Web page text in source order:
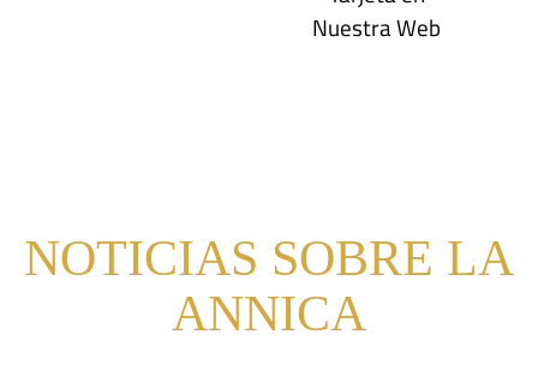
Nuestra Web
NOTICIAS SOBRE LA
ANNICA